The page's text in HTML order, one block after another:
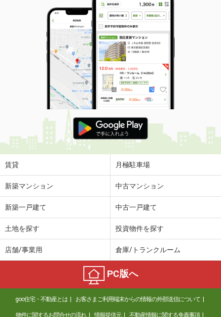
賃貸 月極駐車場
新築マンション 中古マンション
新築一戸建て 中古一戸建て
土地を探す 投資物件を探す
店舗/事業用 倉庫/トランクルーム
PC版へ
goo住宅・不動産とは お客さまご利用端末からの情報の外部送信について
物件に関するお問合せの流れ 情報提供元 不動産情報に関する免責事項